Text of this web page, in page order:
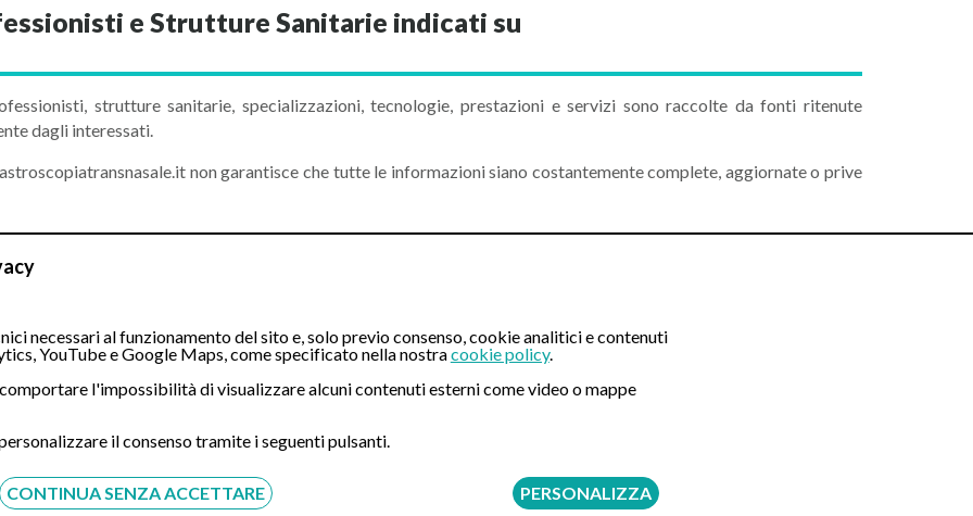
necessari al funzionamento del sito e, solo previo consenso, cookie analitici e contenuti
YouTube e Google Maps, come specificato nella nostracookie policy.
l'impossibilità di visualizzare alcuni contenuti esterni come video o mappe
il consenso tramite i seguenti pulsanti.
CONTINUA SENZA ACCETTARE PERSONALIZZA
e Strutture Sanitarie indicati su
strutture sanitarie, specializzazioni, tecnologie, prestazioni e servizi sono raccolte da fonti ritenute
dagli interessati.
non garantisce che tutte le informazioni siano costantemente complete, aggiornate o prive
della correttezza e dell'aggiornamento delle informazioni che li riguardano.
su Gastroscopiatransnasale.it
editoriali eventualmente pubblicati sul sito hanno finalità esclusivamente divulgative e informative.
e professionista sanitario né devono essere interpretati come consulenze mediche personalizzate.
verso Siti Esterni
o servizi gestiti da soggetti terzi.